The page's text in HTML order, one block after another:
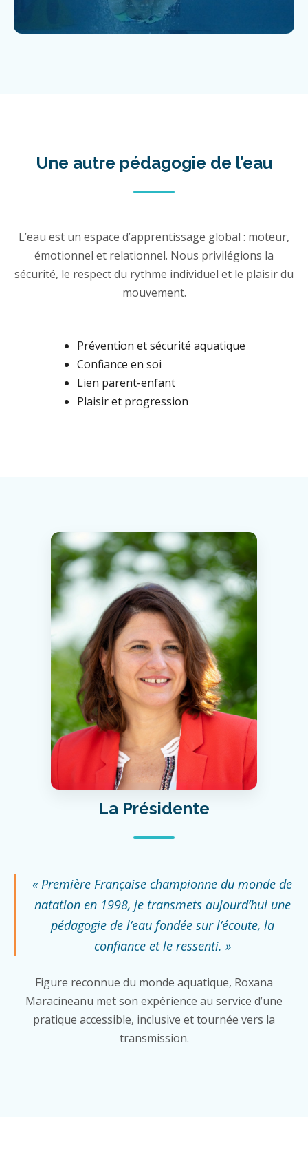
Une autre pédagogie de l’eau
L’eau est un espace d’apprentissage global : moteur,
émotionnel et relationnel. Nous privilégions la
sécurité, le respect du rythme individuel et le plaisir du
mouvement.
Prévention et sécurité aquatique
Confiance en soi
Lien parent-enfant
Plaisir et progression
La Présidente
« Première Française championne du monde de
natation en 1998, je transmets aujourd’hui une
pédagogie de l’eau fondée sur l’écoute, la
confiance et le ressenti. »
Figure reconnue du monde aquatique, Roxana
Maracineanu met son expérience au service d’une
pratique accessible, inclusive et tournée vers la
transmission.